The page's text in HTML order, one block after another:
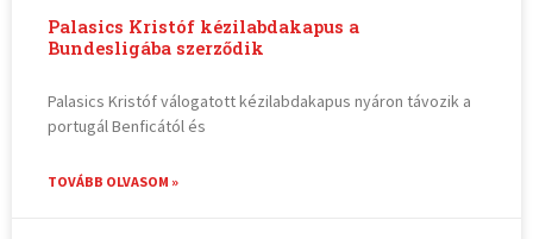
Palasics Kristóf kézilabdakapus a
Bundesligába szerződik
Palasics Kristóf válogatott kézilabdakapus nyáron távozik a
portugál Benficától és
TOVÁBB OLVASOM »